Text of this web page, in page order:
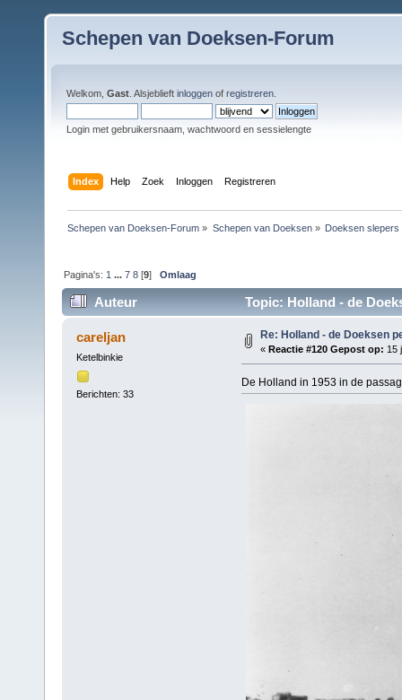
Schepen van Doeksen-Forum
Welkom, Gast . Alsjeblieft inloggen of registreren
Login met gebruikersnaam, wachtwoord en sessielengte
Index Help Zoek Inloggen Registreren
Schepen van Doeksen-Forum » Schepen van Doeksen» Doeksen slepers
Pagina's: 1 ...7 8 [9]Omlaag
Auteur Topic: Holland - de
careljan
Ketelbinkie
Berichten: 33
Re: Holland - de Doeksen
« Reactie #120 Gepost op: 15
De Holland in 1953 in de